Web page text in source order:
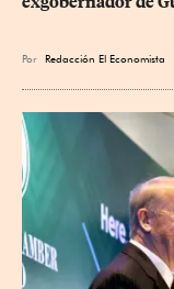
Por Redacción El Economista